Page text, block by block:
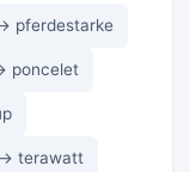
pferdestarke
poncelet
terawatt